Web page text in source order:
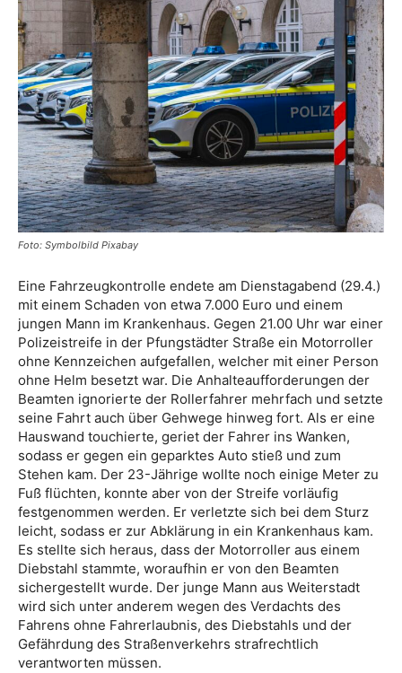
Foto: Symbolbild Pixabay
Eine Fahrzeugkontrolle endete am Dienstagabend (29.4.)
mit einem Schaden von etwa 7.000 Euro und einem
jungen Mann im Krankenhaus. Gegen 21.00 Uhr war einer
Polizeistreife in der Pfungstädter Straße ein Motorroller
ohne Kennzeichen aufgefallen, welcher mit einer Person
ohne Helm besetzt war. Die Anhalteaufforderungen der
Beamten ignorierte der Rollerfahrer mehrfach und setzte
seine Fahrt auch über Gehwege hinweg fort. Als er eine
Hauswand touchierte, geriet der Fahrer ins Wanken,
sodass er gegen ein geparktes Auto stieß und zum
Stehen kam. Der 23-Jährige wollte noch einige Meter zu
Fuß flüchten, konnte aber von der Streife vorläufig
festgenommen werden. Er verletzte sich bei dem Sturz
leicht, sodass er zur Abklärung in ein Krankenhaus kam.
Es stellte sich heraus, dass der Motorroller aus einem
Diebstahl stammte, woraufhin er von den Beamten
sichergestellt wurde. Der junge Mann aus Weiterstadt
wird sich unter anderem wegen des Verdachts des
Fahrens ohne Fahrerlaubnis, des Diebstahls und der
Gefährdung des Straßenverkehrs strafrechtlich
verantworten müssen.